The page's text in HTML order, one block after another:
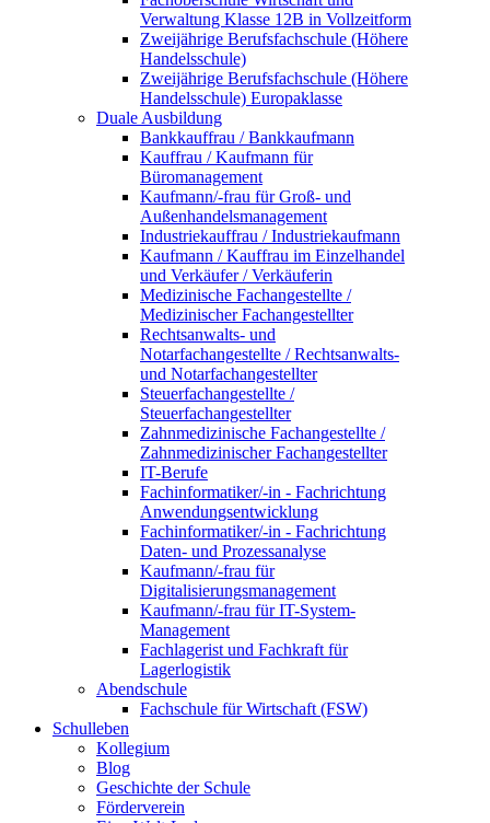
Verwaltung Klasse 12B in Vollzeitform
Zweijährige Berufsfachschule (Höhere
Handelsschule)
Zweijährige Berufsfachschule (Höhere
Handelsschule) Europaklasse
Duale Ausbildung
Bankkauffrau / Bankkaufmann
Kauffrau / Kaufmann für
Büromanagement
Kaufmann/-frau für Groß- und
Außenhandelsmanagement
Industriekauffrau / Industriekaufmann
Kaufmann / Kauffrau im Einzelhandel
und Verkäufer / Verkäuferin
Medizinische Fachangestellte /
Medizinischer Fachangestellter
Rechtsanwalts- und
Notarfachangestellte / Rechtsanwalts-
und Notarfachangestellter
Steuerfachangestellte /
Steuerfachangestellter
Zahnmedizinische Fachangestellte /
Zahnmedizinischer Fachangestellter
IT-Berufe
Fachinformatiker/-in - Fachrichtung
Anwendungsentwicklung
Fachinformatiker/-in - Fachrichtung
Daten- und Prozessanalyse
Kaufmann/-frau für
Digitalisierungsmanagement
Kaufmann/-frau für IT-System-
Management
Fachlagerist und Fachkraft für
Lagerlogistik
Abendschule
Fachschule für Wirtschaft (FSW)
Schulleben
Kollegium
Blog
Geschichte der Schule
Förderverein